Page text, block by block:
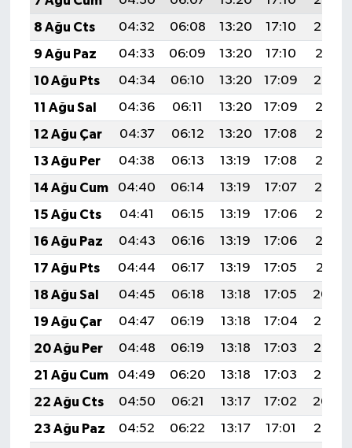
8 Ağu Cts
04:32 06:08 13:20 17:10
20:22
9 Ağu Paz
04:33 06:09 13:20 17:10
20:21
10 Ağu Pts
04:34 06:10 13:20 17:09
20:20
11 Ağu Sal
04:36 06:11 13:20 17:09
20:18
12 Ağu Çar
04:37 06:12 13:20 17:08
20:17
13 Ağu Per
04:38 06:13 13:19 17:08
20:16
14 Ağu Cum
04:40 06:14 13:19 17:07
20:14
15 Ağu Cts
04:41 06:15 13:19 17:06
20:13
16 Ağu Paz
04:43 06:16 13:19 17:06
20:12
17 Ağu Pts
04:44 06:17 13:19 17:05
20:11
18 Ağu Sal
04:45 06:18 13:18 17:05
20:09
19 Ağu Çar
04:47 06:19 13:18 17:04
20:08
20 Ağu Per
04:48 06:19 13:18 17:03
20:06
21 Ağu Cum
04:49 06:20 13:18 17:03
20:05
22 Ağu Cts
04:50 06:21 13:17 17:02
20:04
23 Ağu Paz
04:52 06:22 13:17 17:01
20:02